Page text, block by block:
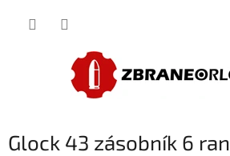
Glock 43 zásobník 6 ran